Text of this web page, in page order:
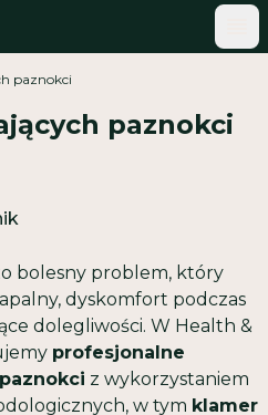
paznokci
paznokci
bolesny problem, który
dyskomfort podczas
dolegliwości. W Health &
profesjonalne
z wykorzystaniem
w tym klamer